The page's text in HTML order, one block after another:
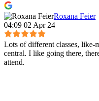
Roxana Feier
04:09 02 Apr 24
Lots of different classes, like-
central. I like going there,
attend.